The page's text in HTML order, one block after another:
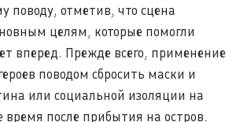
поводу, отметив, что сцена
целям, которые помогли
вперед. Прежде всего, применение
поводом сбросить маски и
или социальной изоляции на
время после прибытия на остров.